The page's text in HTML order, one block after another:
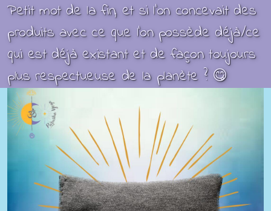
Petit mot de la fin, et si l'on concevait des
produits avec ce que l’on possède déjà/ce
qui est déjà existant et de façon toujours
plus respectueuse de la planète ? 😋